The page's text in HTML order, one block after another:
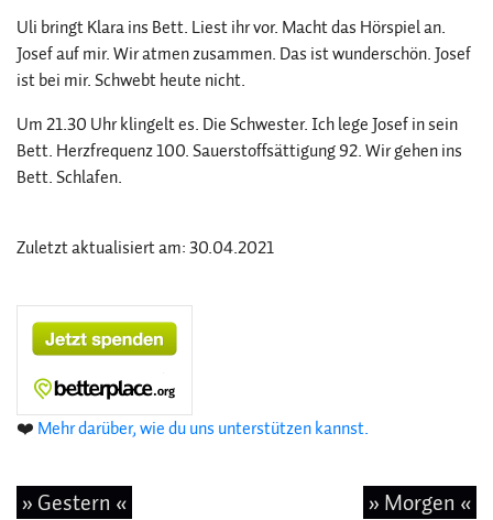
Uli bringt Klara ins Bett. Liest ihr vor. Macht das Hörspiel an.
Josef auf mir. Wir atmen zusammen. Das ist wunderschön. Josef
ist bei mir. Schwebt heute nicht.
Um 21.30 Uhr klingelt es. Die Schwester. Ich lege Josef in sein
Bett. Herzfrequenz 100. Sauerstoffsättigung 92. Wir gehen ins
Bett. Schlafen.
Zuletzt aktualisiert am: 30.04.2021
❤️ Mehr darüber, wie du uns unterstützen kannst.
» Gestern « » Morgen «